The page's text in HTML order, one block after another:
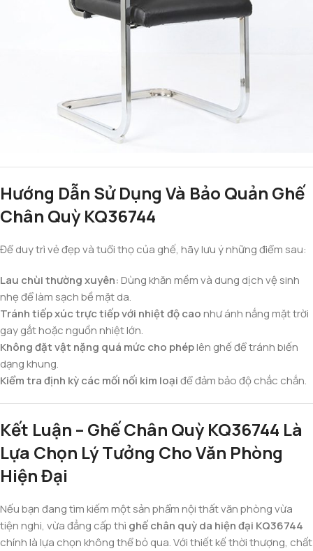
Hướng Dẫn Sử Dụng Và Bảo Quản Ghế
Chân Quỳ KQ36744
Để duy trì vẻ đẹp và tuổi thọ của ghế, hãy lưu ý những điểm sau:
Lau chùi thường xuyên:Dùng khăn mềm và dung dịch vệ sinh
nhẹ để làm sạch bề mặt da.
Tránh tiếp xúc trực tiếp với nhiệt độ caonhư ánh nắng mặt trời
gay gắt hoặc nguồn nhiệt lớn.
Không đặt vật nặng quá mức cho phéplên ghế để tránh biến
dạng khung.
Kiểm tra định kỳ các mối nối kim loạiđể đảm bảo độ chắc chắn.
Kết Luận – Ghế Chân Quỳ KQ36744 Là
Lựa Chọn Lý Tưởng Cho Văn Phòng
Hiện Đại
Nếu bạn đang tìm kiếm một sản phẩm nội thất văn phòng vừa
tiện nghi, vừa đẳng cấp thì ghế chân quỳ da hiện đại KQ36744
chính là lựa chọn không thể bỏ qua. Với thiết kế thời thượng, chất